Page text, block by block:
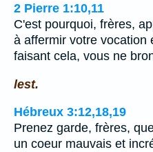
2 Pierre 1:10,11
C'est pourquoi, frères,
à affermir votre vocation
faisant cela, vous ne
lest.
Hébreux 3:12,18,19
Prenez garde, frères,
un coeur mauvais et